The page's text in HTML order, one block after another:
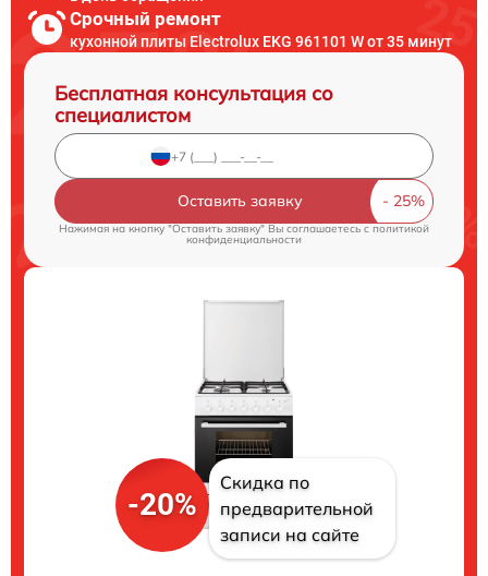
Срочный ремонт
кухонной плиты Electrolux EKG 961101 W от 35 минут
Бесплатная консультация со
специалистом
Оставить заявку
Нажимая на кнопку "Оставить заявку" Вы соглашаетесь cполитикой
конфиденциальности
-20%
Скидка по
предварительной
записи на сайте